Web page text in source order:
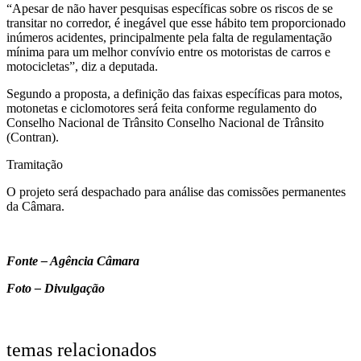
“Apesar de não haver pesquisas específicas sobre os riscos de se
transitar no corredor, é inegável que esse hábito tem proporcionado
inúmeros acidentes, principalmente pela falta de regulamentação
mínima para um melhor convívio entre os motoristas de carros e
motocicletas”, diz a deputada.
Segundo a proposta, a definição das faixas específicas para motos,
motonetas e ciclomotores será feita conforme regulamento do
Conselho Nacional de Trânsito Conselho Nacional de Trânsito
(Contran).
Tramitação
O projeto será despachado para análise das comissões permanentes
da Câmara.
Fonte – Agência Câmara
Foto – Divulgação
temas relacionados